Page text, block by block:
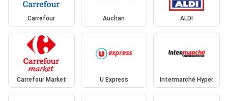
Carrefour Auchan ALDI
Carrefour Market U Express Intermarché Hyper